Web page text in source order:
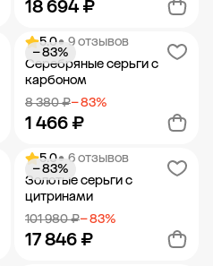
18 694 ₽
Добавить в корзину
5.0• 9 отзывов
Серебряные серьги с
карбоном
8 380 ₽− 83%
1 466 ₽
− 83%
Добавить в корзину
5.0• 6 отзывов
Золотые серьги с
цитринами
101 980 ₽− 83%
17 846 ₽
− 83%